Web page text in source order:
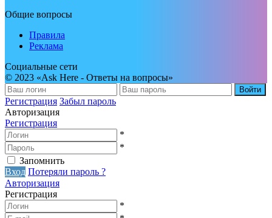
Общие вопросы
Правила
Реклама
Социальные сети
© 2023 «Ask Here - Ответы на вопросы»
Войти
Регистрация Забыл пароль
Авторизация
Регистрация
*
*
Запомнить
Вход Потеряли пароль ?
Авторизация
Регистрация
*